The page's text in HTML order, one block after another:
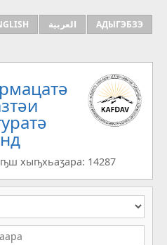
العربية
АДЫГЭБЗЭ
хыҧхьаӡара: 14287